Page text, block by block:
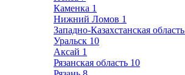
Каменка 1
Нижний Ломов 1
Западно-Казахстанская область
Уральск 10
Аксай 1
Рязанская область 10